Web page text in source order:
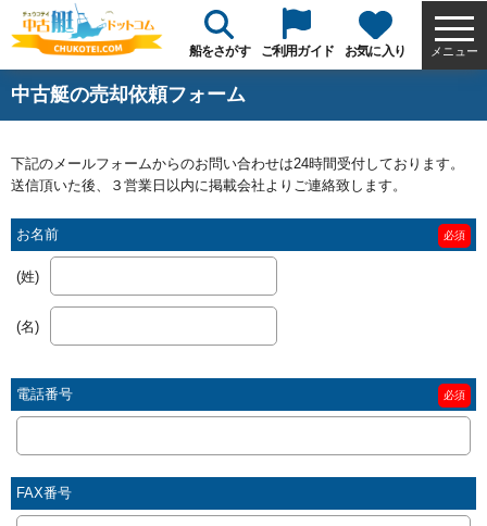
船をさがす ご利用ガイド お気に入り メニュー
中古艇の売却依頼フォーム
下記のメールフォームからのお問い合わせは24時間受付しております。
送信頂いた後、３営業日以内に掲載会社よりご連絡致します。
必須
お名前
(姓)
(名)
必須
電話番号
FAX番号